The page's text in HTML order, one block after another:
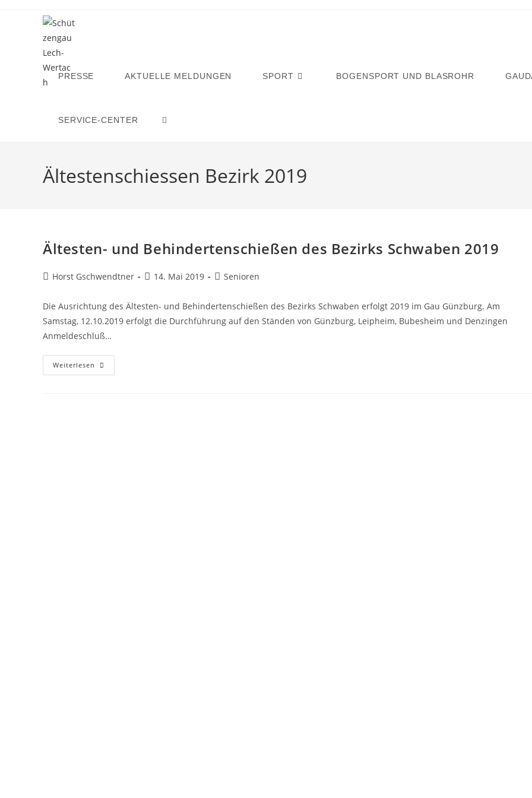
PRESSE AKTUELLE MELDUNGEN SPORT BOGENSPORT UND BLASROHR
SERVICE-CENTER WEBSITE-
Ältestenschiessen Bezirk 2019
Ältesten- und Behindertenschießen des Bezirks Schwaben 2019
Beitrags-
Horst Gschwendtner
Beitrag
14. Mai 2019
Beitrags-
Senioren
Die Ausrichtung des Ältesten- und Behindertenschießen des Bezirks Schwaben erfolgt 2019 im Gau Günzburg. Am
Samstag, 12.10.2019 erfolgt die Durchführung auf den Ständen von Günzburg, Leipheim, Bubesheim und Denzingen
Anmeldeschluß…
Weiterlesen Ältesten-
Und